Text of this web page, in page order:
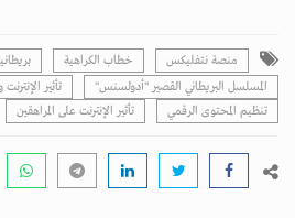
منصة نتفليكس خطاب الكراهية
المسلسل البريطاني القصير "أدولسنس"
تأثير
تنظيم المحتوى الرقمي
تأثير الإنترنت على المراهقين